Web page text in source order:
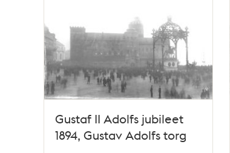
Gustaf II Adolfs jubileet
1894, Gustav Adolfs torg